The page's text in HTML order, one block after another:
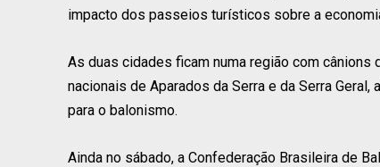
impacto dos passeios turísticos sobre a
As duas cidades ficam numa região com
nacionais de Aparados da Serra e da Serra
para o balonismo.
Ainda no sábado, a Confederação Brasileira de